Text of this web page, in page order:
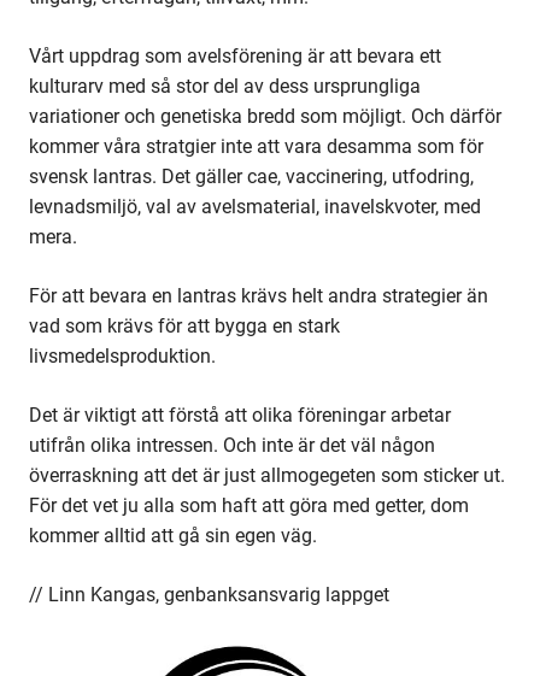
Vårt uppdrag som avelsförening är att bevara ett
kulturarv med så stor del av dess ursprungliga
variationer och genetiska bredd som möjligt. Och därför
kommer våra stratgier inte att vara desamma som för
svensk lantras. Det gäller cae, vaccinering, utfodring,
levnadsmiljö, val av avelsmaterial, inavelskvoter, med
mera.
För att bevara en lantras krävs helt andra strategier än
vad som krävs för att bygga en stark
livsmedelsproduktion.
Det är viktigt att förstå att olika föreningar arbetar
utifrån olika intressen. Och inte är det väl någon
överraskning att det är just allmogegeten som sticker ut.
För det vet ju alla som haft att göra med getter, dom
kommer alltid att gå sin egen väg.
// Linn Kangas, genbanksansvarig lappget